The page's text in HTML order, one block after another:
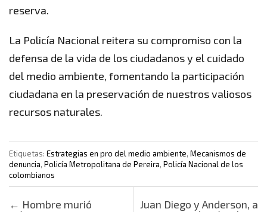
reserva.
La Policía Nacional reitera su compromiso con la
defensa de la vida de los ciudadanos y el cuidado
del medio ambiente, fomentando la participación
ciudadana en la preservación de nuestros valiosos
recursos naturales.
Etiquetas: Estrategias en pro del medio ambiente, Mecanismos de
denuncia, Policía Metropolitana de Pereira, Policía Nacional de los
colombianos
Post navigation
← Hombre murió
Juan Diego y Anderson, a